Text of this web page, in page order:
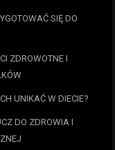
SIĘ DO
ZDROWOTNE I
UNIKAĆ W DIECIE?
DO ZDROWIA I